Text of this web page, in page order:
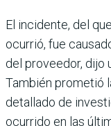
El incidente, del
ocurrió, fue
del proveedor, dijo
También prometió
detallado de
ocurrido en las